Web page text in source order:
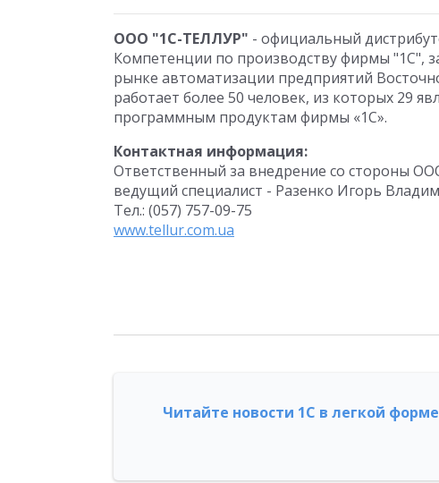
ООО "1С-ТЕЛЛУР" - официальный
Компетенции по производству фирмы
рынке автоматизации предприятий
работает более 50 человек, из которых 29
программным продуктам фирмы «1С».
Контактная информация:
Ответственный за внедрение со стороны
ведущий специалист - Разенко Игорь
Тел.: (057) 757-09-75
www.tellur.com.ua
Читайте новости 1С в легкой